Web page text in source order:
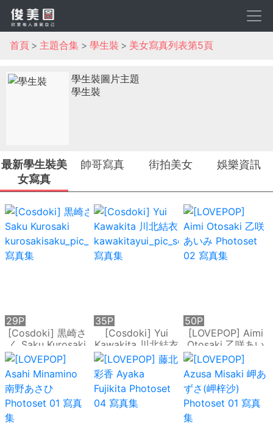
首頁 主題合集 學生裝 美女寫真列表第5頁
學生裝圖片主題
學生裝
最新學生裝美
女寫真
帥哥寫真 街拍美女 娛樂資訊
[Cosdoki] 黒崎さ
く Saku Kurosaki
kurosakisaku_pic_
seifuku1 寫真集
29P
[Cosdoki] Yui
Kawakita 川北結衣
kawakitayui_pic_s
eifuku1 寫真集
35P
[LOVEPOP] Aimi
Otosaki 乙咲あい
み Photoset 02 寫
真集
50P